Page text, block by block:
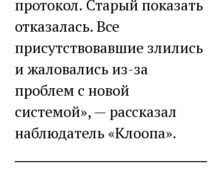
протокол. Старый показать
отказалась. Все
присутствовавшие злились
и жаловались из-за
проблем с новой
системой», — рассказал
наблюдатель «Клоопа».